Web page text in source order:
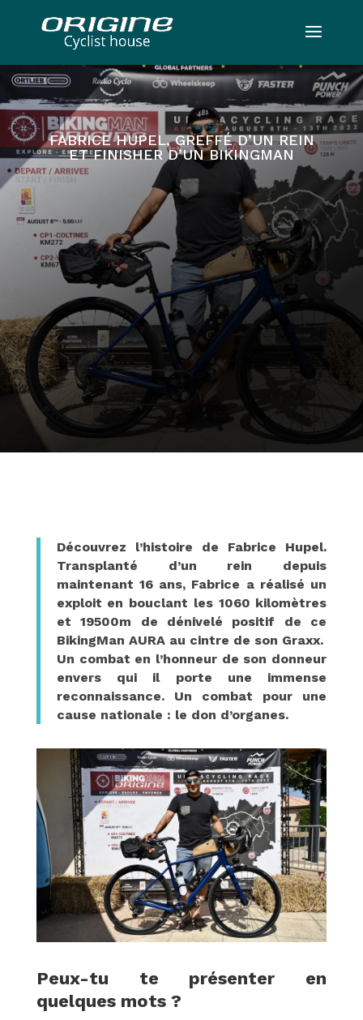
FABRICE HUPEL, GREFFÉ D’UN REIN
ET FINISHER D’UN BIKINGMAN
Découvrez l’histoire de Fabrice Hupel.
Transplanté d’un rein depuis
maintenant 16 ans, Fabrice a réalisé un
exploit en bouclant les 1060 kilomètres
et 19500m de dénivelé positif de ce
BikingMan AURA au cintre de son Graxx.
Un combat en l’honneur de son donneur
envers qui il porte une immense
reconnaissance. Un combat pour une
cause nationale : le don d’organes.
Peux-tu te présenter en
quelques mots ?